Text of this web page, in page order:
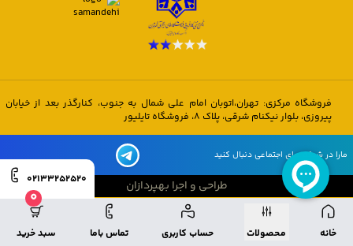
خانه محصولات حساب کاربری تماس باما
0
سبد خرید
02133252520
فروشگاه مرکزی: تهران،اتوبان امام علی شمال به جنوب، کنارگذر بعد از خیابان
پیروزی، بلوار نیکنام شرقی، پلاک 8، فروشگاه تایلیور
مارا در شبکه های اجتماعی دنبال کنید
طراحی و اجرا بهپردازان
طراحی و اجرا بهپردازان